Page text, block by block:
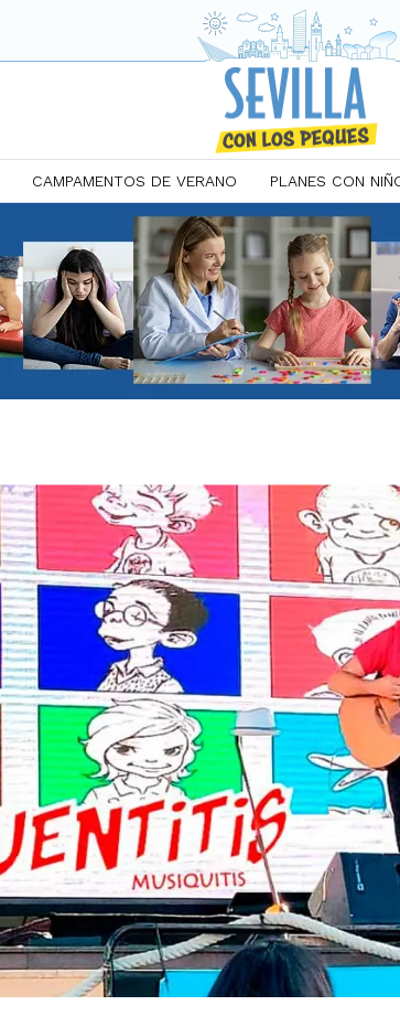
CAMPAMENTOS DE VERANO PLANES CON